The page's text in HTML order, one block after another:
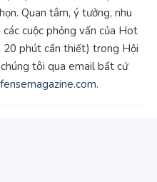
Quan tâm, ý tưởng, nhu
cuộc phỏng vấn của Hot
phút cần thiết) trong Hội
tôi qua email bất cứ